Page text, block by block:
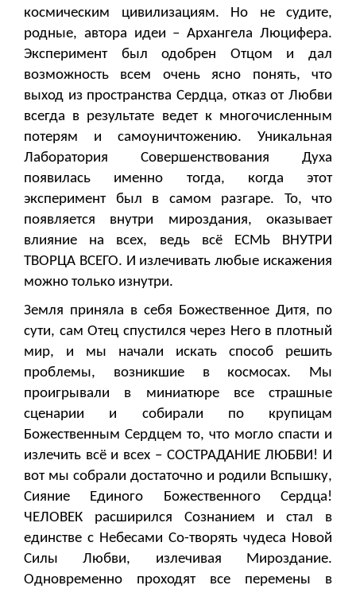
космическим цивилизациям. Но не судите,
родные, автора идеи – Архангела Люцифера.
Эксперимент был одобрен Отцом и дал
возможность всем очень ясно понять, что
выход из пространства Сердца, отказ от Любви
всегда в результате ведет к многочисленным
потерям и самоуничтожению. Уникальная
Лаборатория Совершенствования Духа
появилась именно тогда, когда этот
эксперимент был в самом разгаре. То, что
появляется внутри мироздания, оказывает
влияние на всех, ведь всё ЕСМЬ ВНУТРИ
ТВОРЦА ВСЕГО. И излечивать любые искажения
можно только изнутри.
Земля приняла в себя Божественное Дитя, по
сути, сам Отец спустился через Него в плотный
мир, и мы начали искать способ решить
проблемы, возникшие в космосах. Мы
проигрывали в миниатюре все страшные
сценарии и собирали по крупицам
Божественным Сердцем то, что могло спасти и
излечить всё и всех – СОСТРАДАНИЕ ЛЮБВИ! И
вот мы собрали достаточно и родили Вспышку,
Сияние Единого Божественного Сердца!
ЧЕЛОВЕК расширился Сознанием и стал в
единстве с Небесами Со-творять чудеса Новой
Силы Любви, излечивая Мироздание.
Одновременно проходят все перемены в